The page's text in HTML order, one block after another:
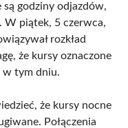
godziny odjazdów,
W piątek, 5 czerwca,
rozkład
że kursy oznaczone
w tym dniu.
że kursy nocne
Połączenia